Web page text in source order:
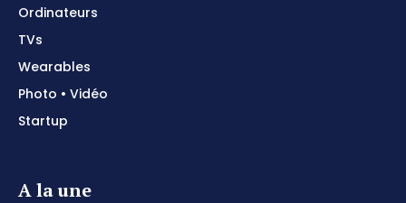
Ordinateurs
TVs
Wearables
Photo • Vidéo
Startup
A la une